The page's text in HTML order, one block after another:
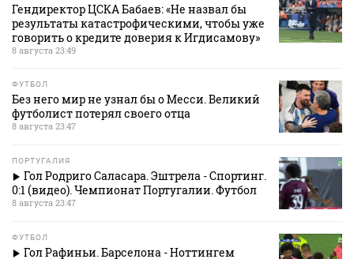
Гендиректор ЦСКА Бабаев: «Не назвал бы
результаты катастрофическими, чтобы уже
говорить о кредите доверия к Игдисамову»
8 августа 23:49
ФУТБОЛ
Без него мир не узнал бы о Месси. Великий
футболист потерял своего отца
8 августа 23:47
ПОРТУГАЛИЯ
Гол Родриго Саласара. Эштрела - Спортинг.
0:1 (видео). Чемпионат Португалии. Футбол
8 августа 23:47
ФУТБОЛ
Гол Рафиньи. Барселона - Ноттингем